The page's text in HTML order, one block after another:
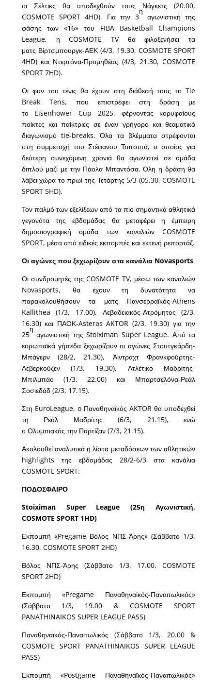
οι Σέλτικς θα υποδεχθούν τους Νάγκετς (20.00,
COSMOTE SPORT 4HD). Για την 3
η
αγωνιστική της
φάσης των «16» του FIBA Basketball Champions
League, η COSMOTE TV θα φιλοξενήσει τα
ματς Βίρτσμπουργκ-ΑΕΚ (4/3, 19.30, COSMOTE SPORT
4HD) και Ντερτόνα-Προμηθέας (4/3, 21.30, COSMOTE
SPORT 7HD).
Οι φαν του τένις θα έχουν στη διάθεσή τους το Tie
Break Tens, που επιστρέφει στη δράση με
το Eisenhower Cup 2025, φέρνοντας κορυφαίους
παίκτες και παίκτριες σε έναν γρήγορο και θεαματικό
διαγωνισμό tie-breaks. Όλα τα βλέμματα στρέφονται
στη συμμετοχή του Στέφανου Τσιτσιπά, ο οποίος για
δεύτερη συνεχόμενη χρονιά θα αγωνιστεί σε ομάδα
διπλού μαζί με την Πάολα Μπαντόσα. Όλη η δράση θα
λάβει χώρα το πρωί της Τετάρτης 5/3 (05.30, COSMOTE
SPORT 5HD).
Τον παλμό των εξελίξεων από τα πιο σημαντικά αθλητικά
γεγονότα της εβδομάδας θα μεταφέρει η έμπειρη
δημοσιογραφική ομάδα των καναλιών COSMOTE
SPORT, μέσα από ειδικές εκπομπές και εκτενή ρεπορτάζ.
Οι αγώνες που ξεχωρίζουν στα κανάλια Novasports
Οι συνδρομητές της COSMOTE TV, μέσω των καναλιών
Novasports, θα έχουν τη δυνατότητα να
παρακολουθήσουν τα ματς Πανσερραϊκός-Athens
Kallithea (1/3, 17.00), Λεβαδειακός-Ατρόμητος (2/3,
16.30) και ΠΑΟΚ-Asteras AKTOR (2/3, 19.30) για την
25
η
αγωνιστική της Stoiximan Super League. Από τα
ευρωπαϊκά γήπεδα ξεχωρίζουν οι αγώνες Στουτγκάρδη-
Μπάγερν (28/2, 21.30), Άιντραχτ Φρανκφούρτης-
Λεβερκούζεν (1/3, 19.30), Ατλέτικο Μαδρίτης-
Μπιλμπάο (1/3, 22.00) και Μπαρτσελόνα-Ρεάλ
Σοσιεδάδ (2/3, 17.15).
Στη EuroLeague, o Παναθηναϊκός AKTOR θα υποδεχθεί
τη Ρεάλ Μαδρίτης (6/3, 21.15), ενώ
ο Ολυμπιακός την Παρτίζαν (7/3, 21.15).
Ακολουθεί αναλυτικά η λίστα μεταδόσεων των αθλητικών
highlights της εβδομάδας 28/2-6/3 στα κανάλια
COSMOTE SPORT:
ΠΟΔΟΣΦΑΙΡΟ
Stoiximan Super League (25η Αγωνιστική,
COSMOTE SPORT 1HD)
Εκπομπή «Pregame Βόλος ΝΠΣ-Άρης» (Σάββατο 1/3,
16.30, COSMOTE SPORT 2HD)
Βόλος ΝΠΣ-Άρης (Σάββατο 1/3, 17.00, COSMOTE
SPORT 2HD)
Εκπομπή «Pregame Παναθηναϊκός-Παναιτωλικός»
(Σάββατο 1/3, 19.00 & COSMOTE SPORT
PANATHINAIKOS SUPER LEAGUE PASS)
Παναθηναϊκός-Παναιτωλικός (Σάββατο 1/3, 20.00 &
COSMOTE SPORT PANATHINAIKOS SUPER LEAGUE
PASS)
Εκπομπή «Postgame Παναθηναϊκός-Παναιτωλικός»